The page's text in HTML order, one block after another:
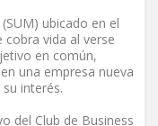
ubicado en el
cobra vida al verse
en común,
una empresa nueva
interés.
del Club de Business